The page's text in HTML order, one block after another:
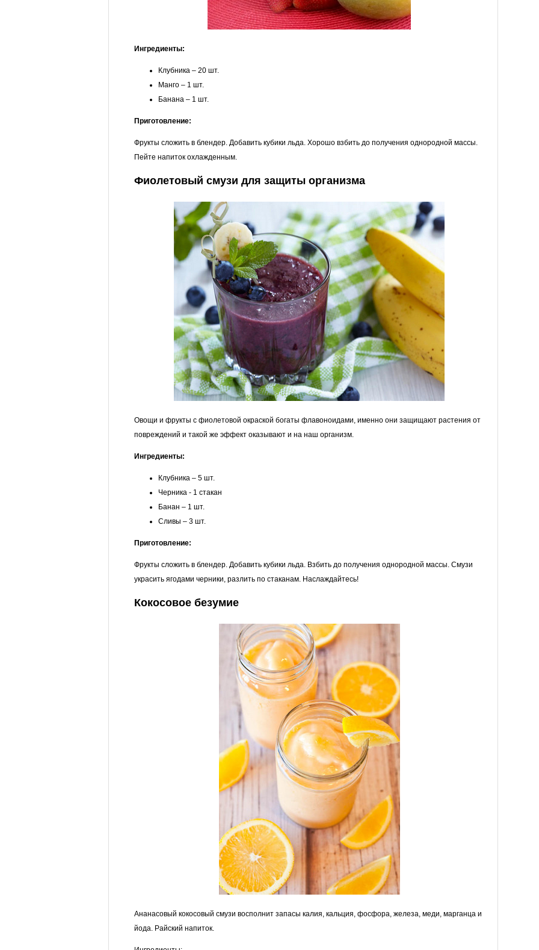
Ингредиенты:
Клубника – 20 шт.
Манго – 1 шт.
Банана – 1 шт.
Приготовление:
Фрукты сложить в блендер. Добавить кубики льда. Хорошо взбить до получения однородной массы.
Пейте напиток охлажденным.
Фиолетовый смузи для защиты организма
Овощи и фрукты с фиолетовой окраской богаты флавоноидами, именно они защищают растения от
повреждений и такой же эффект оказывают и на наш организм.
Ингредиенты:
Клубника – 5 шт.
Черника - 1 стакан
Банан – 1 шт.
Сливы – 3 шт.
Приготовление:
Фрукты сложить в блендер. Добавить кубики льда. Взбить до получения однородной массы. Смузи
украсить ягодами черники, разлить по стаканам. Наслаждайтесь!
Кокосовое безумие
Ананасовый кокосовый смузи восполнит запасы калия, кальция, фосфора, железа, меди, марганца и
йода. Райский напиток.